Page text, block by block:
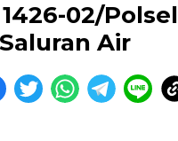
02/Polsel
Air